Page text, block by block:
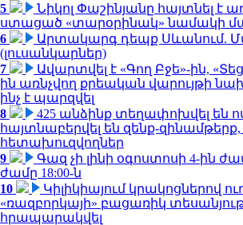
5
Նիկոլ Փաշինյանը հայտնել է
ստացած «տարօրինակ» նամակի
6
Արտակարգ դեպք Սևանում.
(լուսանկարներ)
7
Ավարտվել է «Գող Բջե»-ին,
ին առնչվող քրեական վարույթի
ինչ է պարզվել
8
425 անձինք տեղափոխվել են
հայտնաբերվել են զենք-
հետախուզվողներ
9
Գազ չի լինի օգոստոսի 4-ին
ժամը 18:00-ն
10
Կիլիկիայում կրակոցներով
«ռազբորկայի» բացառիկ
հրապարակվել